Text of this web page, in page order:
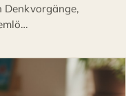
Denkvorgänge,